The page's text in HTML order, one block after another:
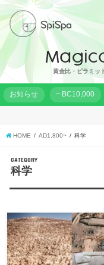
黄金比・ピラミッ
お知らせ ~ BC10,000
HOME AD1,800~ 科学
CATEGORY
科学